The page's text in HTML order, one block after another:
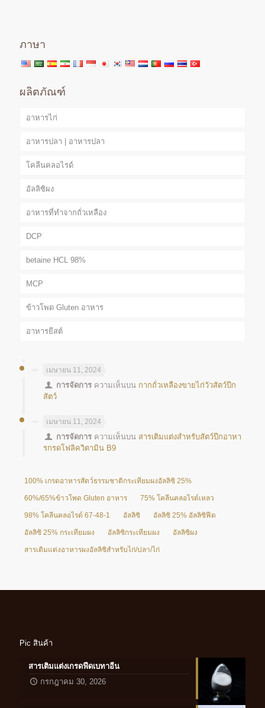
ภาษา
ผลิตภัณฑ์
อาหารไก่
อาหารปลา | อาหารปลา
โคลีนคลอไรด์
อัลลิซิผง
อาหารที่ทำจากถั่วเหลือง
DCP
betaine HCL 98%
MCP
ข้าวโพด Gluten อาหาร
อาหารยีสต์
เมษายน 11, 2024
การจัดการ ความเห็นบน กากถั่วเหลืองขายไก่วัวสัตว์ปีก
สัตว์
เมษายน 11, 2024
การจัดการ ความเห็นบน สารเติมแต่งสำหรับสัตว์ปีกอาหา
รกรดโฟลิควิตามิน B9
100% เกรดอาหารสัตว์ธรรมชาติกระเทียมผงอัลลิซิ 25%
60%/65%ข้าวโพด Gluten อาหาร 75% โคลีนคลอไรด์เหลว
98% โคลีนคลอไรด์ 67-48-1 อัลลิซิ อัลลิซิ 25% อัลลิซิฟีด
อัลลิซิ 25% กระเทียมผง อัลลิซิกระเทียมผง อัลลิซิผง
สารเติมแต่งอาหารผงอัลลิซิสำหรับไก่/ปลา/ไก่
Pic สินค้า
สารเติมแต่งเกรดฟีดเบทาอีน
กรกฎาคม 30, 2026